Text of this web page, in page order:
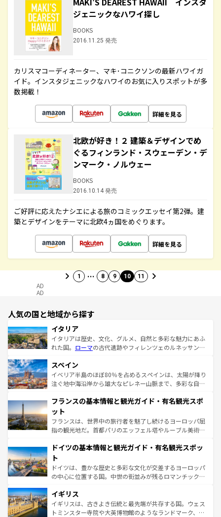
ジェニックなハワイ探し
BOOKS
2016.11.25 発売
カリスマコーディネーター、マキ･コニクソンの最新ハワイガ
イド。インスタジェニックなハワイのお気に入りスポットが多
数掲載！
詳細を見る
北欧が好き！２ 建築＆デザインでめ
ぐるフィンランド・スウェーデン・デ
ンマーク・ノルウェー
BOOKS
2016.10.14 発売
ご好評に応えたナシエによる旅のコミックエッセイ第2弾。建
築とデザインをテーマに北欧4ヵ国をめぐります。
詳細を見る
1 … 8 9 10 11
AD
AD
人気の国と地域から探す
イタリア
イタリアは歴史、文化、グルメ、自然と多彩な魅力にあふ
れた国。 ローマの古代遺跡やフィレンツェのルネッサンス
ろん、トスカーナの美しい田園風景やアマルフィ海岸の絶
景など、自然景観も見逃せない。観光の合間には、本場の
ピザやパスタなど、絶品のイタリア料理を堪能することも
ませてくれるイタリアで、忘れられない旅をしてみよう！
なお、新着のイタリア情報は
しい。
スペイン
イベリア半島のほぼ80％を占めるスペインは、太陽が降り
注ぐ地中海沿岸から雄大なピレネー山脈まで、多彩な自然
文化が根付くこの国では、情熱的なフラメンコ、熱気あふ
れる闘牛、そして美味しいタパスが生活の一部となってい
る。首都マドリードの洗練された雰囲気や、バルセロナの
アートに溢れた街角から、地方では古代ローマ遺跡や中世
せる。地方によって風土や気候が異なるスペインはその個
ンテンツ一覧 を参照してほしい。
フランスの基本情報と観光ガイド・有名観光スポ
ット
フランスは、世界中の旅行者を魅了し続けるヨーロッパ屈
指の観光地だ。首都パリのエッフェル塔やルーブル美術館
で、幅広い魅力が詰まっている。華麗な宮殿、歴史的な大
聖堂、美しいビーチ、そして豊かな自然が、訪れる者を心
から魅了する。また、フランスは美食の国としても知ら
れ、フランス料理はユネスコ無形文化遺産にも登録されて
香り高いラベンダー畑など、多彩な楽しみ方が可能だ。さ
らに、パリ以外の地域にも魅力が溢れており、どの街角に
も豊かな歴史と文化が息づいている。パリ以外の個性あふ
ドイツの基本情報と観光ガイド・有名観光スポッ
ト
ドイツは、豊かな歴史と多彩な文化が交差するヨーロッパ
の中心に位置する国。中世の街並みが残るロマンチック街
顔を持つこの国は、どこを歩いても飽きることがない。ベ
ルリンの文化的活気、バイエルン州のアルプスの絶景、そ
してライン川沿いのワイン畑といった風景は必見。ビール
イギリス
イギリスは、古きよき伝統と最先端が共存する国。ウェス
トミンスター寺院や大英博物館のようなランドマーク、歴